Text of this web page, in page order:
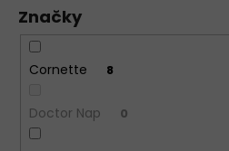
Značky
Cornette 8
Doctor Nap 0